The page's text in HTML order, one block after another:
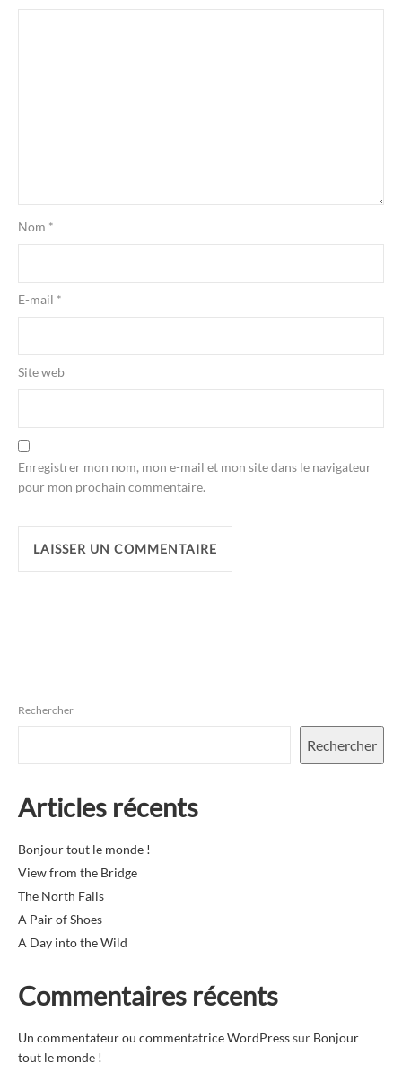
Nom *
E-mail *
Site web
Enregistrer mon nom, mon e-mail et mon site dans le navigateur
pour mon prochain commentaire.
Rechercher
Rechercher
Articles récents
Bonjour tout le monde !
View from the Bridge
The North Falls
A Pair of Shoes
A Day into the Wild
Commentaires récents
Un commentateur ou commentatrice WordPresssur Bonjour
tout le monde !